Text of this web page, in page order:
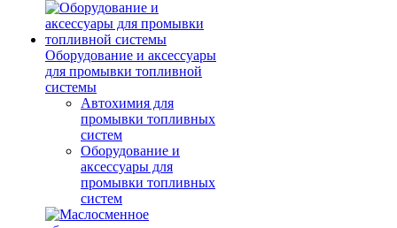
Оборудование и аксессуары
для промывки топливной
системы
Автохимия для
промывки топливных
систем
Оборудование и
аксессуары для
промывки топливных
систем